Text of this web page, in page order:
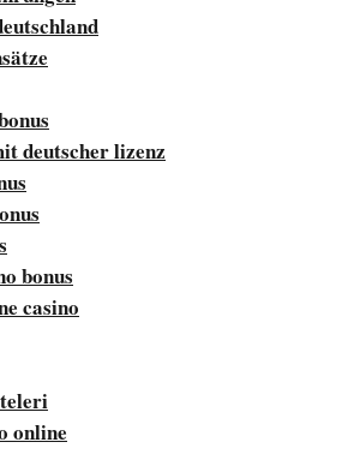
deutscher lizenz
bonus
casino
online